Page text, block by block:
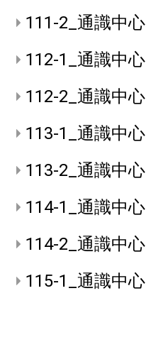
111-2_通識中心
112-1_通識中心
112-2_通識中心
113-1_通識中心
113-2_通識中心
114-1_通識中心
114-2_通識中心
115-1_通識中心